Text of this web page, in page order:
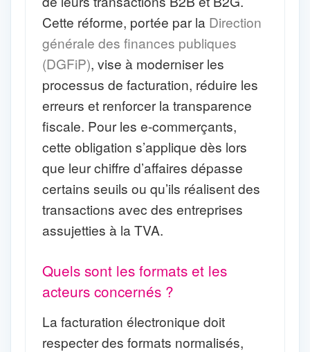
Cette réforme, portée par la Direction
générale des finances publiques
(DGFiP), vise à moderniser les
processus de facturation, réduire les
erreurs et renforcer la transparence
fiscale. Pour les e-commerçants,
cette obligation s’applique dès lors
que leur chiffre d’affaires dépasse
certains seuils ou qu’ils réalisent des
transactions avec des entreprises
assujetties à la TVA.
Quels sont les formats et les
acteurs concernés ?
La facturation électronique doit
respecter des formats normalisés,